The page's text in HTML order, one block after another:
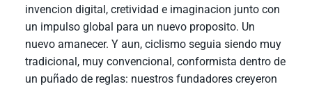
invencion digital, cretividad e imaginacion junto con
un impulso global para un nuevo proposito. Un
nuevo amanecer. Y aun, ciclismo seguia siendo muy
tradicional, muy convencional, conformista dentro de
un puñado de reglas: nuestros fundadores creyeron